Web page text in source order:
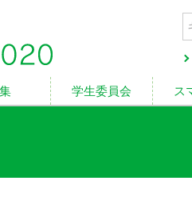
三重大学 環境報告書